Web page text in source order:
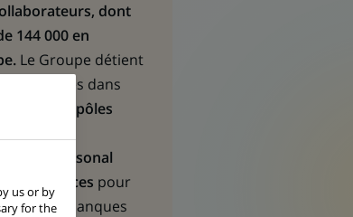
dont
144 000 en
Le Groupe détient
clés dans
grands pôles
Personal
& Services pour
des banques
us or by
for the